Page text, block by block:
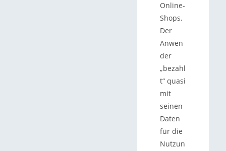
Online-
Shops.
Der
Anwen
der
„bezahl
t“ quasi
mit
seinen
Daten
für die
Nutzun